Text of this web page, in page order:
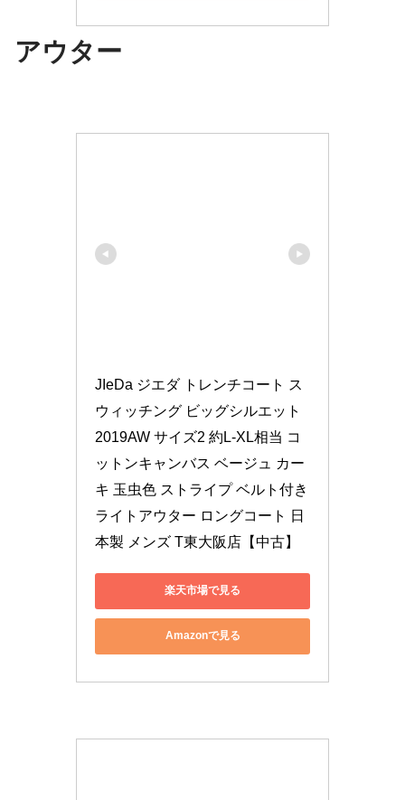
アウター
JIeDa ジエダ トレンチコート ス
ウィッチング ビッグシルエット
2019AW サイズ2 約L-XL相当 コ
ットンキャンバス ベージュ カー
キ 玉虫色 ストライプ ベルト付き
ライトアウター ロングコート 日
本製 メンズ T東大阪店【中古】
楽天市場で見る
Amazonで見る